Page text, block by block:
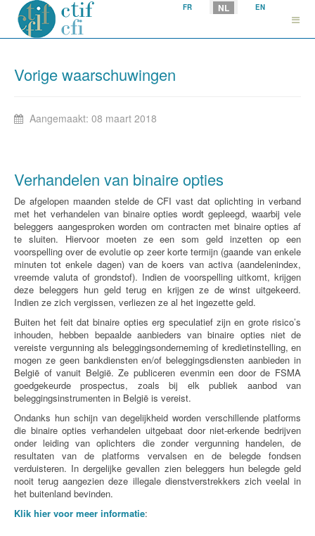
Selecteer uw taal
FR NL EN
Vorige waarschuwingen
Aangemaakt: 08 maart 2018
Verhandelen van binaire opties
De afgelopen maanden stelde de CFI vast dat oplichting in verband
met het verhandelen van binaire opties wordt gepleegd, waarbij vele
beleggers aangesproken worden om contracten met binaire opties af
te sluiten. Hiervoor moeten ze een som geld inzetten op een
voorspelling over de evolutie op zeer korte termijn (gaande van enkele
minuten tot enkele dagen) van de koers van activa (aandelenindex,
vreemde valuta of grondstof). Indien de voorspelling uitkomt, krijgen
deze beleggers hun geld terug en krijgen ze de winst uitgekeerd.
Indien ze zich vergissen, verliezen ze al het ingezette geld.
Buiten het feit dat binaire opties erg speculatief zijn en grote risico’s
inhouden, hebben bepaalde aanbieders van binaire opties niet de
vereiste vergunning als beleggingsonderneming of kredietinstelling, en
mogen ze geen bankdiensten en/of beleggingsdiensten aanbieden in
België of vanuit België. Ze publiceren evenmin een door de FSMA
goedgekeurde prospectus, zoals bij elk publiek aanbod van
beleggingsinstrumenten in België is vereist.
Ondanks hun schijn van degelijkheid worden verschillende platforms
die binaire opties verhandelen uitgebaat door niet-erkende bedrijven
onder leiding van oplichters die zonder vergunning handelen, de
resultaten van de platforms vervalsen en de belegde fondsen
verduisteren. In dergelijke gevallen zien beleggers hun belegde geld
nooit terug aangezien deze illegale dienstverstrekkers zich veelal in
het buitenland bevinden.
Klik hier voor meer informatie: